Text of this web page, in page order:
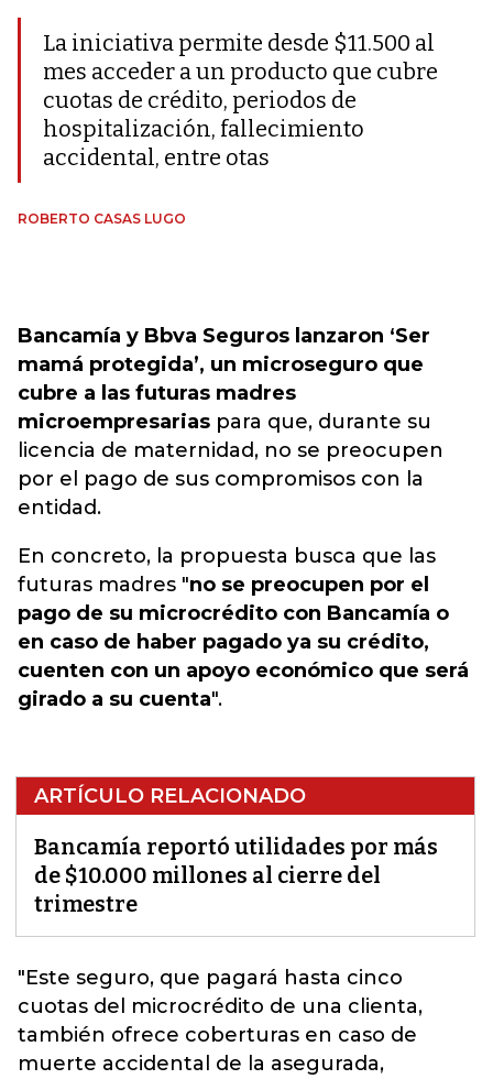
La iniciativa permite desde $11.500 al
mes acceder a un producto que cubre
cuotas de crédito, periodos de
hospitalización, fallecimiento
accidental, entre otas
ROBERTO CASAS LUGO
Bancamía y Bbva Seguros lanzaron ‘Ser
mamá protegida’, un microseguro que
cubre a las futuras madres
microempresarias para que, durante su
licencia de maternidad, no se preocupen
por el pago de sus compromisos con la
entidad.
En concreto, la propuesta busca que las
futuras madres "no se preocupen por el
pago de su microcrédito con Bancamía o
en caso de haber pagado ya su crédito,
cuenten con un apoyo económico que será
girado a su cuenta".
ARTÍCULO RELACIONADO
Bancamía reportó utilidades por más
de $10.000 millones al cierre del
trimestre
"Este seguro, que pagará hasta cinco
cuotas del microcrédito de una clienta,
también ofrece coberturas en caso de
muerte accidental de la asegurada,